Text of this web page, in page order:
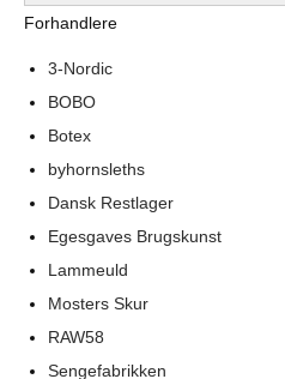
Forhandlere
3-Nordic
BOBO
Botex
byhornsleths
Dansk Restlager
Egesgaves Brugskunst
Lammeuld
Mosters Skur
RAW58
Sengefabrikken